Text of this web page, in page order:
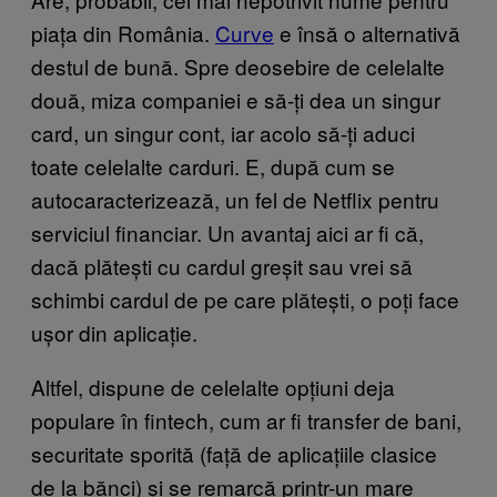
piața din România. Curve e însă o alternativă
destul de bună. Spre deosebire de celelalte
două, miza companiei e să-ți dea un singur
card, un singur cont, iar acolo să-ți aduci
toate celelalte carduri. E, după cum se
autocaracterizează, un fel de Netflix pentru
serviciul financiar. Un avantaj aici ar fi că,
dacă plătești cu cardul greșit sau vrei să
schimbi cardul de pe care plătești, o poți face
ușor din aplicație.
Altfel, dispune de celelalte opțiuni deja
populare în fintech, cum ar fi transfer de bani,
securitate sporită (față de aplicațiile clasice
de la bănci) și se remarcă printr-un mare